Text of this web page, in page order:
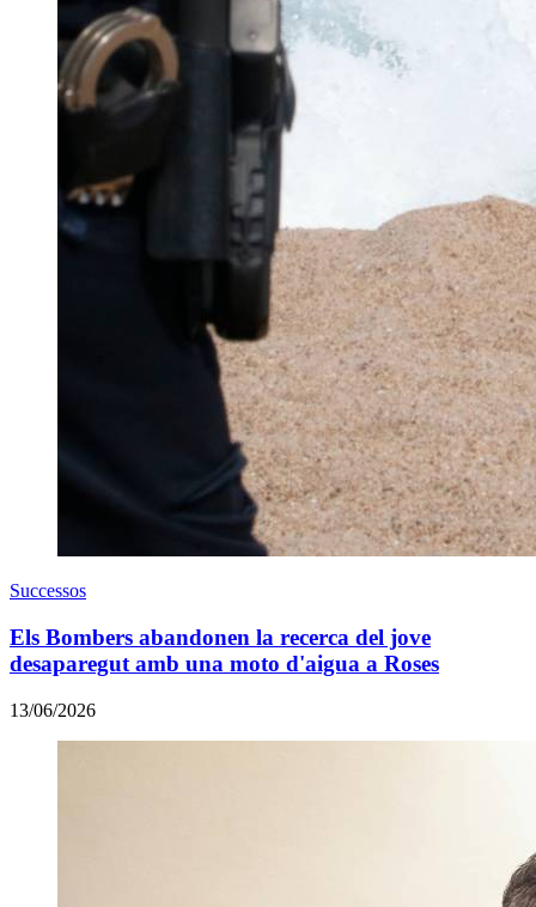
Successos
Els Bombers abandonen la recerca del jove
desaparegut amb una moto d'aigua a Roses
13/06/2026